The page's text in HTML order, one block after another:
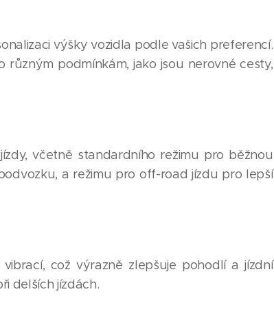
výšky vozidla podle vašich preferencí.
podmínkám, jako jsou nerovné cesty,
včetně standardního režimu pro běžnou
a režimu pro off-road jízdu pro lepší
což výrazně zlepšuje pohodlí a jízdní
delších jízdách.